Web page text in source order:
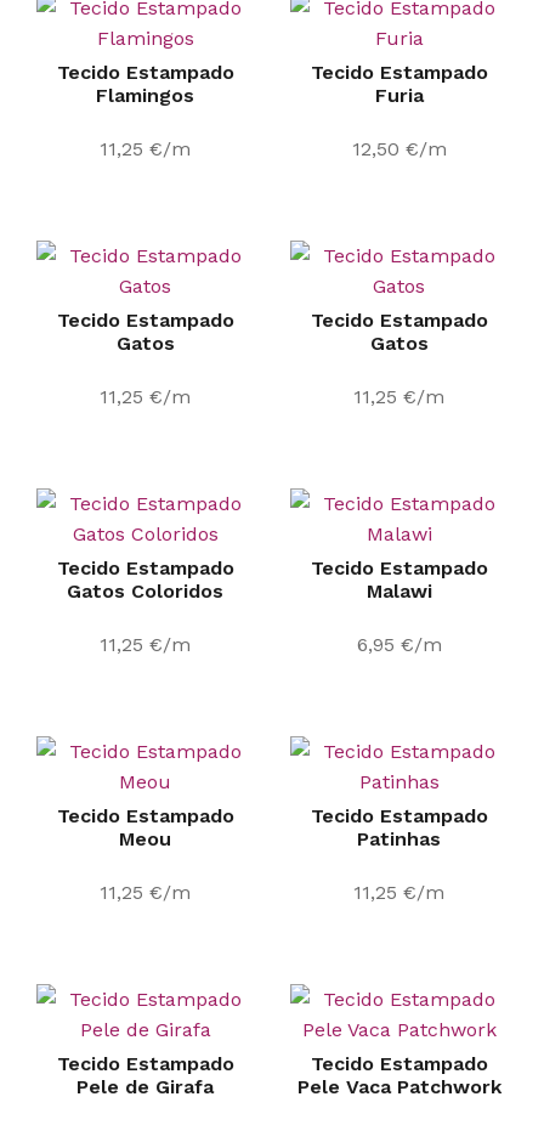
Tecido Estampado
Flamingos
11,25 €/m
Tecido Estampado
Furia
12,50 €/m
Tecido Estampado
Gatos
11,25 €/m
Tecido Estampado
Gatos
11,25 €/m
Tecido Estampado
Gatos Coloridos
11,25 €/m
Tecido Estampado
Malawi
6,95 €/m
Tecido Estampado
Meou
11,25 €/m
Tecido Estampado
Patinhas
11,25 €/m
Tecido Estampado
Pele de Girafa
Tecido Estampado
Pele Vaca Patchwork